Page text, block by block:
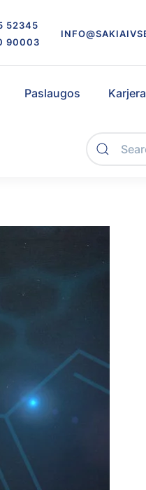
52345
90003
Paslaugos Karjera